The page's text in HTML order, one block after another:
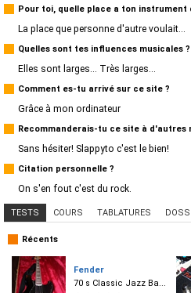
Pour toi, quelle place a ton instrument
La place que personne d'autre voulait...
Quelles sont tes influences musicales ?
Elles sont larges... Très larges...
Comment es-tu arrivé sur ce site ?
Grâce à mon ordinateur
Recommanderais-tu ce site à d'autres
Sans hésiter! Slappyto c'est le bien!
Citation personnelle ?
On s'en fout c'est du rock.
TESTS COURS TABLATURES
Récents
Fender
70 s Classic Jazz Ba...